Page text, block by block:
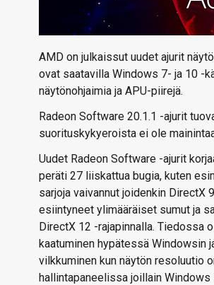
AMD on julkaissut uudet ajurit
ovat saatavilla Windows 7- ja 10 -
näytönohjaimia ja APU-piirejä.
Radeon Software 20.1.1 -ajurit
suorituskykyeroista ei ole
Uudet Radeon Software -ajurit
peräti 27 liiskattua bugia, kuten
sarjoja vaivannut joidenkin
esiintyneet ylimääräiset sumut ja
DirectX 12 -rajapinnalla. Tiedossa
kaatuminen hypätessä Windowsin
vilkkuminen kun näytön resoluutio
hallintapaneelissa joillain